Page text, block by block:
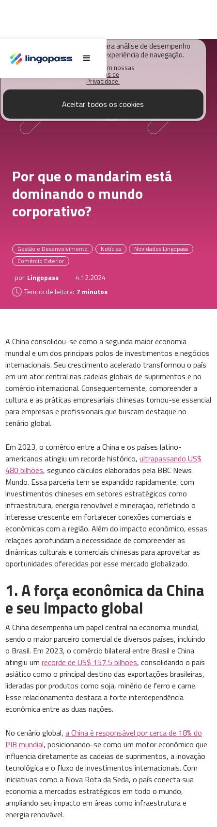
O Lingopass utiliza cookies para análise de desempenho
deste site e melhorar sua experiência de navegação.
Saiba mais em nossas
Políticas de
Privacidade.
Aceitar todos os cookies
Por que o mandarim está
dominando o mundo
corporativo?
Gestão e Desenvolvimento Notícias
Novidades Lingopass
Comércio Exterior
por Lingopass
4.12.2024
Tempo de leitura: 7 minutos
A China consolidou-se como a segunda maior economia
mundial e um dos principais polos de investimentos e negócios
internacionais. Seu crescimento acelerado transformou o país
em um ator central nas cadeias globais de suprimentos e no
comércio internacional. Consequentemente, compreender a
cultura e as práticas empresariais chinesas tornou-se essencial
para empresas e profissionais que buscam destaque no
cenário global.
Em 2023, o comércio entre a China e os países latino-
americanos atingiu um recorde histórico,ultrapassando US$
480 bilhões, segundo cálculos elaborados pela BBC News
Mundo. Essa parceria tem se expandido rapidamente, com
investimentos chineses em setores estratégicos como
infraestrutura, energia renovável e mineração, refletindo o
interesse crescente em fortalecer conexões comerciais e
econômicas com a região. Além do impacto econômico, essas
relações aprofundam a necessidade de compreender as
dinâmicas culturais e comerciais chinesas para aproveitar as
oportunidades oferecidas por esse mercado globalizado.
1. A força econômica da China
e seu impacto global
A China desempenha um papel central na economia mundial,
sendo o maior parceiro comercial de diversos países, incluindo
o Brasil. Em 2023, o comércio bilateral entre Brasil e China
atingiu umrecorde de US$ 157,5 bilhões, consolidando o país
asiático como o principal destino das exportações brasileiras,
lideradas por produtos como soja, minério de ferro e carne.
Esse relacionamento destaca a forte interdependência
econômica entre as duas nações.
No cenário global,a China é responsável por cerca de 18% do
PIB mundial, posicionando-se como um motor econômico que
influencia diretamente as cadeias de suprimentos, a inovação
tecnológica e o fluxo de investimentos internacionais. Com
iniciativas como a Nova Rota da Seda, o país conecta sua
economia a mercados estratégicos em todo o mundo,
ampliando seu impacto em áreas como infraestrutura e
energia renovável.